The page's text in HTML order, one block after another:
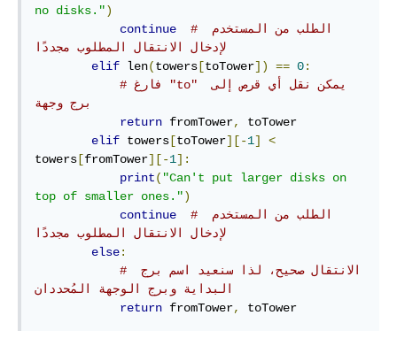
no disks.")
continue
# الطلب من المستخدم
لإدخال الانتقال المطلوب مجددًا
elif len(towers [toTower]) == 0:
# فارغ "to" يمكن نقل أي قرص إلى
برج وجهة
return fromTower,
toTower
elif towers [toTower][-1]
<
towers [fromTower][-1]:
print( "Can't put larger disks on
top of smaller ones.")
continue
# الطلب من المستخدم
لإدخال الانتقال المطلوب مجددًا
else:
# الانتقال صحيح، لذا سنعيد اسم برج
البداية وبرج الوجهة المُحددان
return fromTower, toTower